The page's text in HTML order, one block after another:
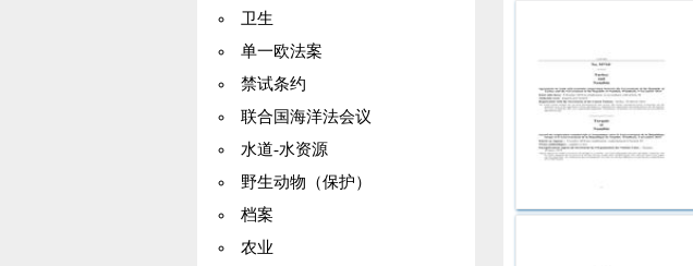
卫生
单一欧法案
禁试条约
联合国海洋法会议
水道-水资源
野生动物（保护）
档案
农业